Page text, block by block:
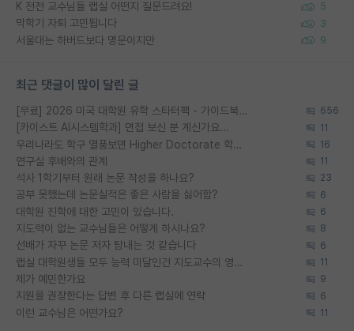
K 전전 교수님들 랩실 어떤지 질문드려요! 5
막학기 자퇴 고민됩니다 3
서울대는 하버드보다 명문이지만 9
최근 댓글이 많이 달린 글
[무료] 2026 미국 대학원 유학 스타터팩 - 가이드북 & 합격자 컨택메일 템플릿 656
[카이스트 AI시스템학과] 면접 보신 분 계신가요... 11
우리나라도 학구 열풍보면 Higher Doctorate 학위가 필요하다고 봅니다. 16
연구실 후배와의 관계 11
석사 1학기부터 원래 논문 작성을 하나요? 23
공부 못했는데 논문실적은 좋은 사람을 싫어함? 6
대학원 진학에 대한 고민이 있습니다. 6
지도력이 없는 교수님들은 어떻게 하시나요? 8
선배가 자꾸 논문 저자 탐내는 것 같습니다 6
랩실 대학원생들 모두 능력 미달인건 지도교수의 영향 아닌가? 11
제가 예민한가요 9
지원을 권장한다는 답변 후 다른 랩실에 연락 6
이런 교수님은 어떤가요? 11